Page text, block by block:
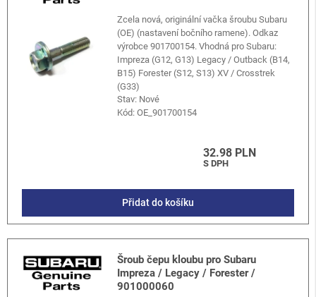
Zcela nová, originální vačka šroubu Subaru
(OE) (nastavení bočního ramene). Odkaz
výrobce 901700154. Vhodná pro Subaru:
Impreza (G12, G13) Legacy / Outback (B14,
B15) Forester (S12, S13) XV / Crosstrek
(G33)
Stav: Nové
Kód:OE_901700154
32.98 PLN
S DPH
Přidat do košíku
Šroub čepu kloubu pro Subaru
Impreza / Legacy / Forester /
901000060